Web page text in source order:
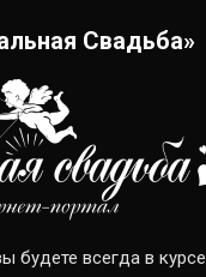
Свадьба»
будете всегда в курсе